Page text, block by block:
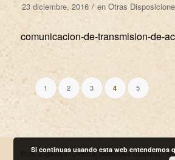
23 diciembre, 2016 / en Otras
comunicacion-de-transmision-de-
1 2 3 4 5
Pl.de la Iglesia s/n, 49519, Rabanales (Zamora) -
Si continuas usando esta web entendemos